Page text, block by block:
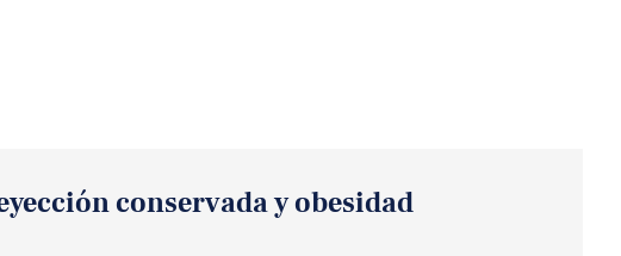
conservada y obesidad